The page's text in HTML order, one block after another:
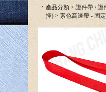
產品分類 > 證件帶 / 證
擇) > 素色高速帶 - 固